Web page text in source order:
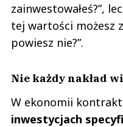
zainwestowałeś?”,
tej wartości możesz
powiesz nie?”.
Nie każdy nakład
W ekonomii
inwestycjach